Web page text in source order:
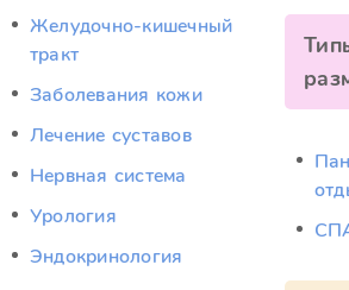
Желудочно-кишечный
тракт
Заболевания кожи
Лечение суставов
Нервная система
Урология
Эндокринология